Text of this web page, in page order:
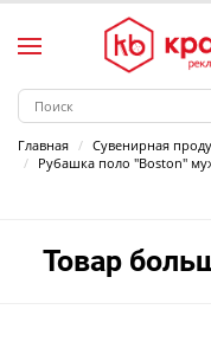
Главная Сувенирная
Рубашка поло "Boston"
Товар